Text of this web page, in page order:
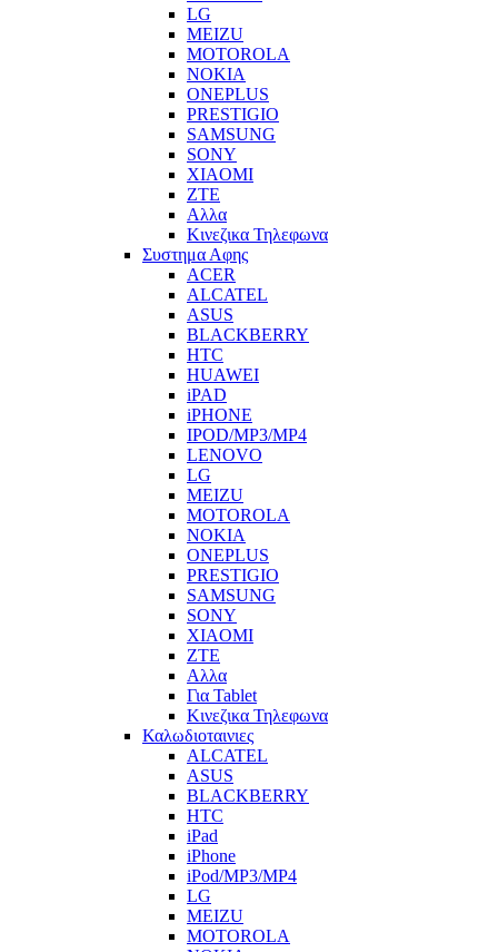
LG
MEIZU
MOTOROLA
NOKIA
ONEPLUS
PRESTIGIO
SAMSUNG
SONY
XIAOMI
ZTE
Αλλα
Κινεζικα Τηλεφωνα
Συστημα Αφης
ACER
ALCATEL
ASUS
BLACKBERRY
HTC
HUAWEI
iPAD
iPHONE
IPOD/MP3/MP4
LENOVO
LG
MEIZU
MOTOROLA
NOKIA
ONEPLUS
PRESTIGIO
SAMSUNG
SONY
XIAOMI
ZTE
Αλλα
Για Tablet
Κινεζικα Τηλεφωνα
Καλωδιοταινιες
ALCATEL
ASUS
BLACKBERRY
HTC
iPad
iPhone
iPod/MP3/MP4
LG
MEIZU
MOTOROLA